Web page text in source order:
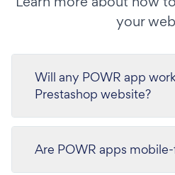
your
Will any POWR app
Prestashop website?
Are POWR apps